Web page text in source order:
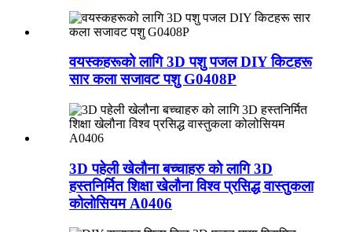
वयस्कहरूको लागि 3D पशु पजल DIY किटहरू
सार कला सजावट पशु G0408P
3D पहेली खेलौना बच्चाहरु को लागि 3D
हस्तनिर्मित शिक्षा खेलौना विश्व प्रसिद्ध वास्तुकला
कोलोसियम A0406